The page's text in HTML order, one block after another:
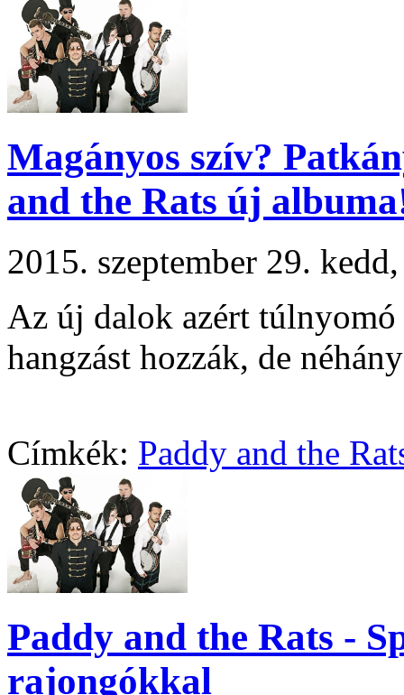
Magányos szív?
and the Rats új
2015. szeptember 29.
Az új dalok azért túlnyomó
hangzást hozzák, de
Címkék: Paddy and the
Paddy and the Rats -
rajongókkal